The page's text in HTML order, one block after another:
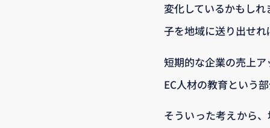
変化しているかもし
子を地域に送り出せ
短期的な企業の売上
EC人材の教育という
そういった考えから